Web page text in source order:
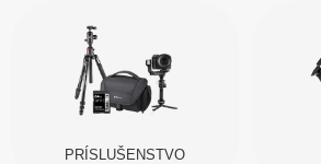
PRÍSLUŠENSTVO